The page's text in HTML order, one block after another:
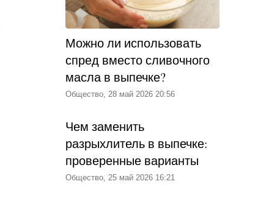
Можно ли использовать
спред вместо сливочного
масла в выпечке?
Общество, 28 май 2026 20:56
Чем заменить
разрыхлитель в выпечке:
проверенные варианты
Общество, 25 май 2026 16:21